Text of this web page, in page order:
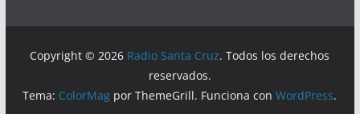
Copyright © 2026 Radio Santa Cruz. Todos los derechos
reservados.
Tema: ColorMag por ThemeGrill. Funciona conWordPress.